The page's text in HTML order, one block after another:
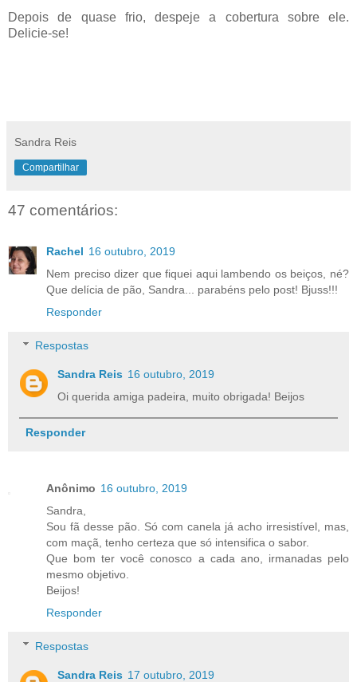
Depois de quase frio, despeje a cobertura sobre ele.
Delicie-se!
Sandra Reis
Compartilhar
47 comentários:
Rachel 16 outubro, 2019
Nem preciso dizer que fiquei aqui lambendo os beiços, né?
Que delícia de pão, Sandra... parabéns pelo post! Bjuss!!!
Responder
Respostas
Sandra Reis 16 outubro, 2019
Oi querida amiga padeira, muito obrigada! Beijos
Responder
Anônimo 16 outubro, 2019
Sandra,
Sou fã desse pão. Só com canela já acho irresistível, mas,
com maçã, tenho certeza que só intensifica o sabor.
Que bom ter você conosco a cada ano, irmanadas pelo
mesmo objetivo.
Beijos!
Responder
Respostas
Sandra Reis 17 outubro, 2019